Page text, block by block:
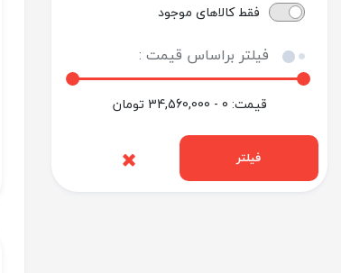
فقط کالاهای موجود
فیلتر براساس قیمت :
قیمت: 0 - 34,560,000 تومان
فیلتر